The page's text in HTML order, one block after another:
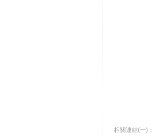
相關連結(一)：